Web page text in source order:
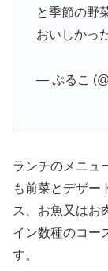
と季節の野
おいしかっ
— ぷるこ
ランチのメニュ
も前菜とデザー
ス、お魚又はお
イン数種のコー
す。